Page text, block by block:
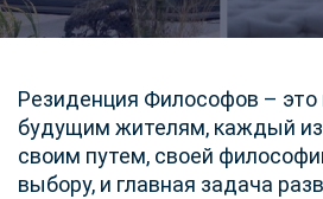
Резиденция Философов –
будущим жителям, каждый
своим путем, своей
выбору, и главная задача